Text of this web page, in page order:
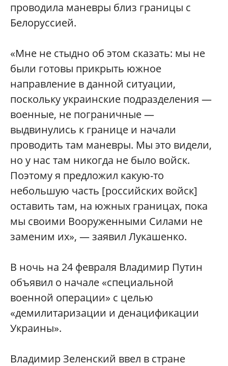
проводила маневры близ границы с
Белоруссией.
«Мне не стыдно об этом сказать: мы не
были готовы прикрыть южное
направление в данной ситуации,
поскольку украинские подразделения —
военные, не пограничные —
выдвинулись к границе и начали
проводить там маневры. Мы это видели,
но у нас там никогда не было войск.
Поэтому я предложил какую-то
небольшую часть [российских войск]
оставить там, на южных границах, пока
мы своими Вооруженными Силами не
заменим их», — заявил Лукашенко.
В ночь на 24 февраля Владимир Путин
объявил о начале «специальной
военной операции» с целью
«демилитаризации и денацификации
Украины».
Владимир Зеленский ввел в стране